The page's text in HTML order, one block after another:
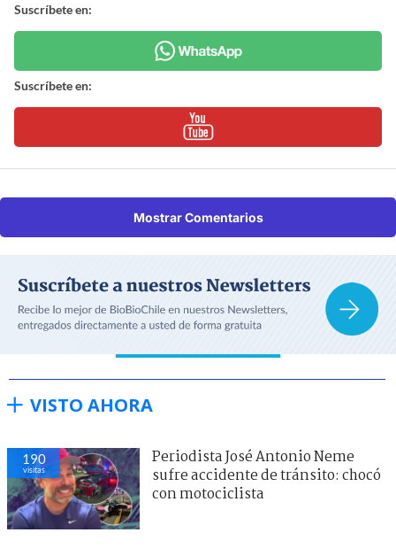
Suscríbete en:
Suscríbete en:
Mostrar Comentarios
VISTO AHORA
190
visitas
Periodista José Antonio Neme
sufre accidente de tránsito: chocó
con motociclista